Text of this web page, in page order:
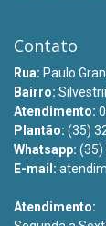
Contato
Rua: Paulo
Bairro:
Atendimento:
Plantão: (35)
Whatsapp: (35)
E-mail:
Atendimento: